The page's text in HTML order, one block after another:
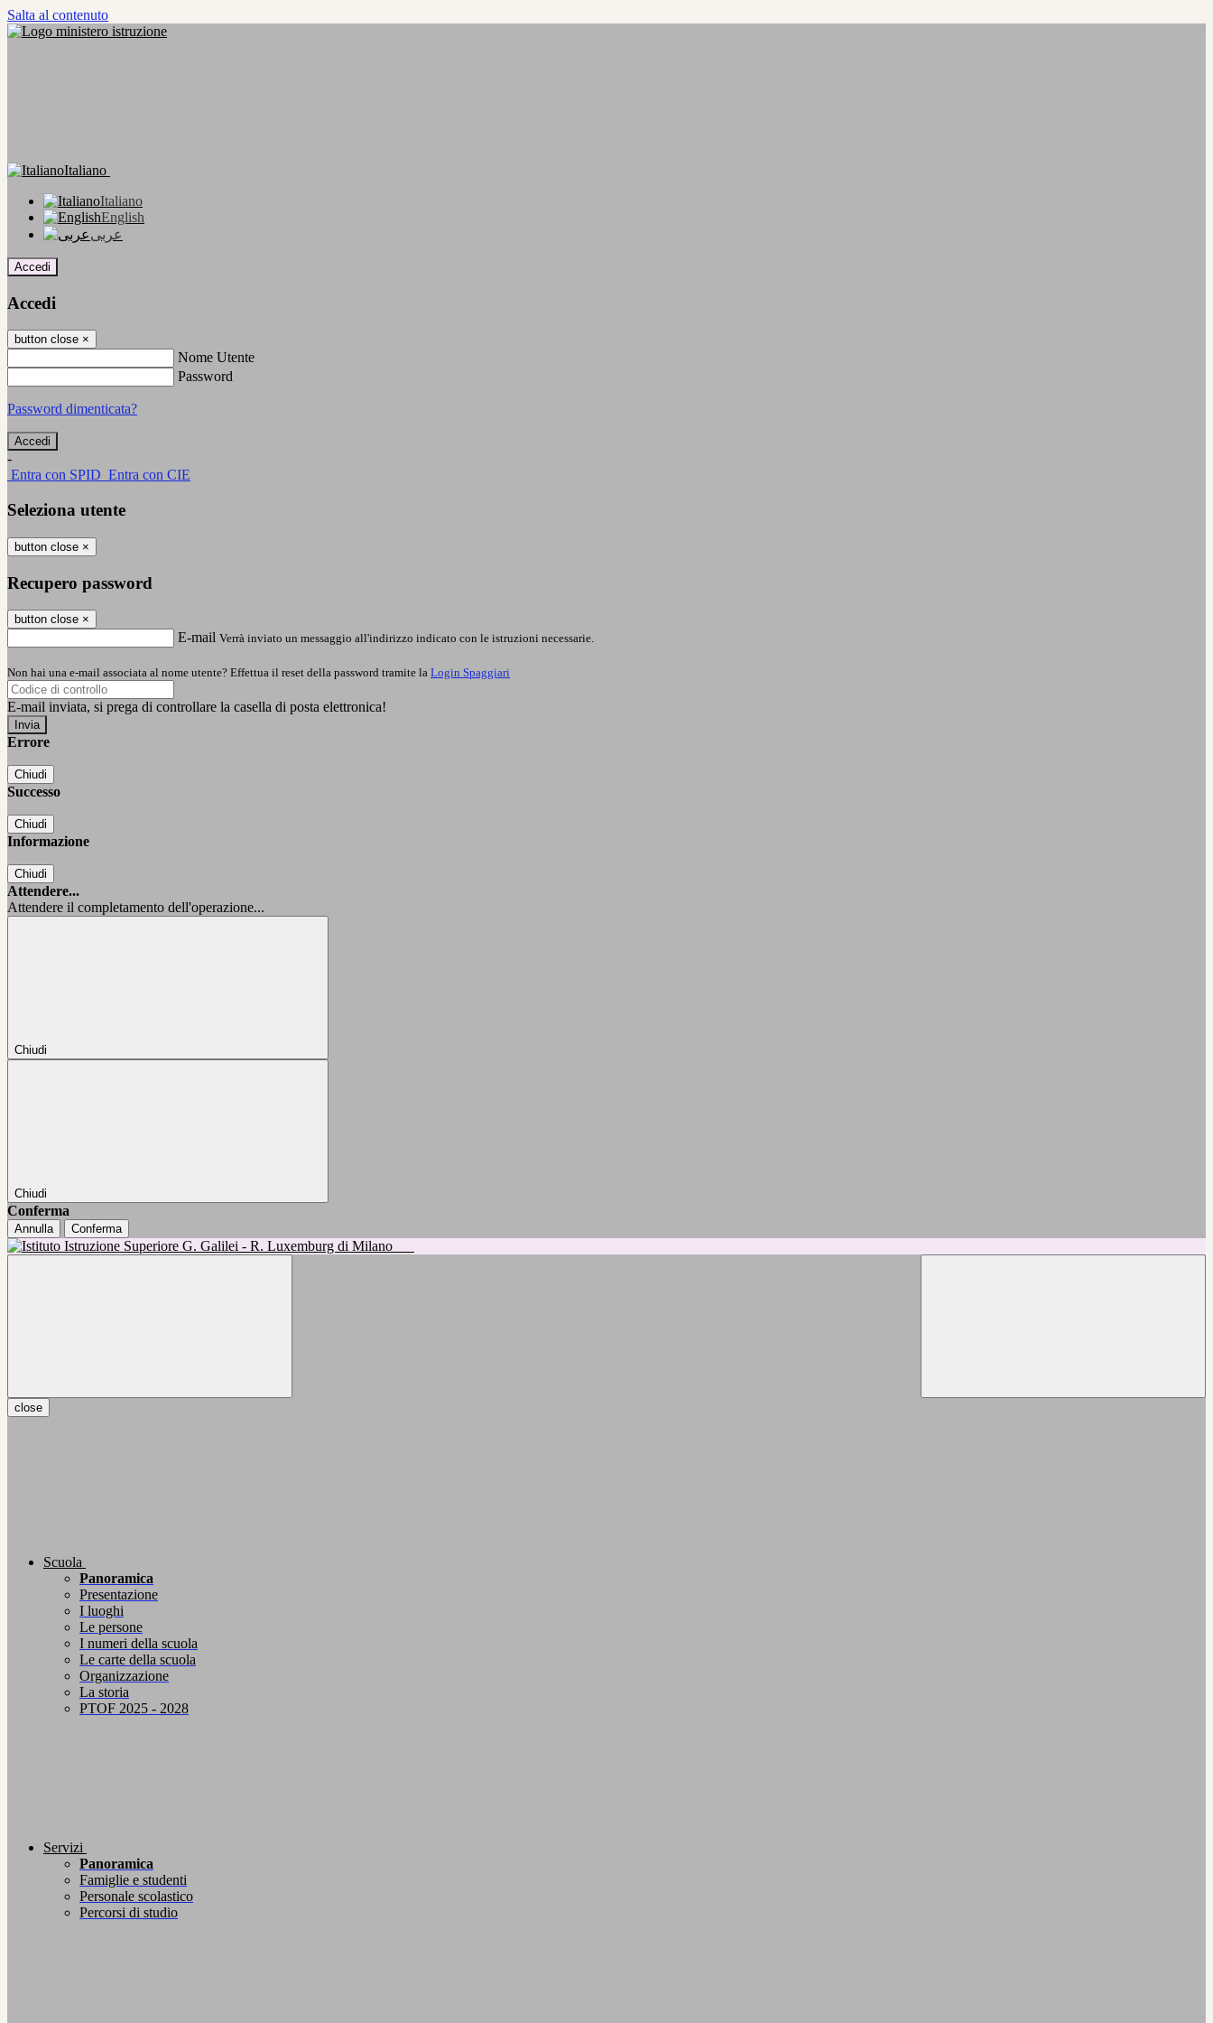
Salta al contenuto
Italiano
Italiano
English
عربى
Accedi
Accedi
button close ×
Nome Utente
Password
Password dimenticata?
-
Entra con SPID Entra con CIE
Seleziona utente
button close ×
Recupero password
button close ×
E-mail Verrà inviato un messaggio all'indirizzo indicato con le istruzioni necessarie.
Non hai una e-mail associata al nome utente? Effettua il reset della password tramite la Login Spaggiari
E-mail inviata, si prega di controllare la casella di posta elettronica!
Errore
Chiudi
Successo
Chiudi
Informazione
Chiudi
Attendere...
Attendere il completamento dell'operazione...
Chiudi
Chiudi
Conferma
Annulla Conferma
close
Scuola
Panoramica
Presentazione
I luoghi
Le persone
I numeri della scuola
Le carte della scuola
Organizzazione
La storia
PTOF 2025 - 2028
Servizi
Panoramica
Famiglie e studenti
Personale scolastico
Percorsi di studio